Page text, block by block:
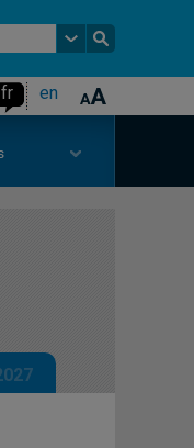
fr en